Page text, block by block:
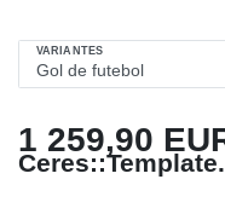
VARIANTES
1 259,90